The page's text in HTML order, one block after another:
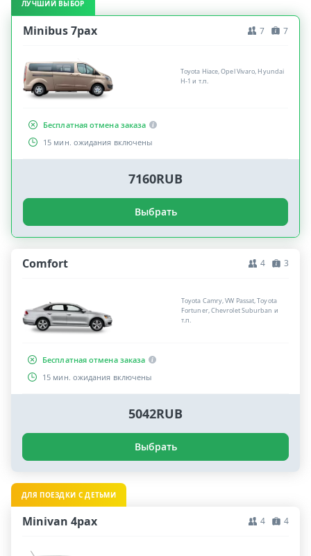
ЛУЧШИЙ ВЫБОР
Minibus 7pax 7 7
Toyota Hiace, Opel Vivaro, Hyundai
H-1 и т.п.
Бесплатная отмена заказа
15 мин. ожидания включены
7160RUB
Выбрать
Comfort 4 3
Toyota Camry, VW Passat, Toyota
Fortuner, Chevrolet Suburban и
т.п.
Бесплатная отмена заказа
15 мин. ожидания включены
5042RUB
Выбрать
ДЛЯ ПОЕЗДКИ С ДЕТЬМИ
Minivan 4pax 4 4